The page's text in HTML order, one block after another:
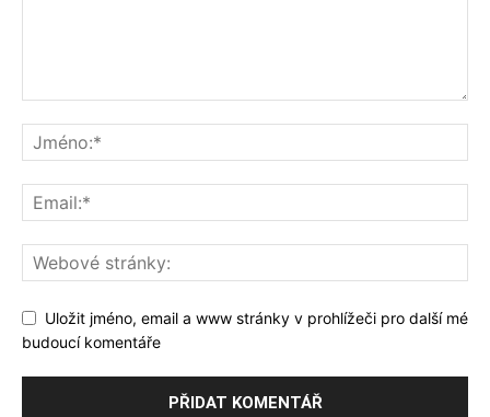
Uložit jméno, email a www stránky v prohlížeči pro další mé
budoucí komentáře